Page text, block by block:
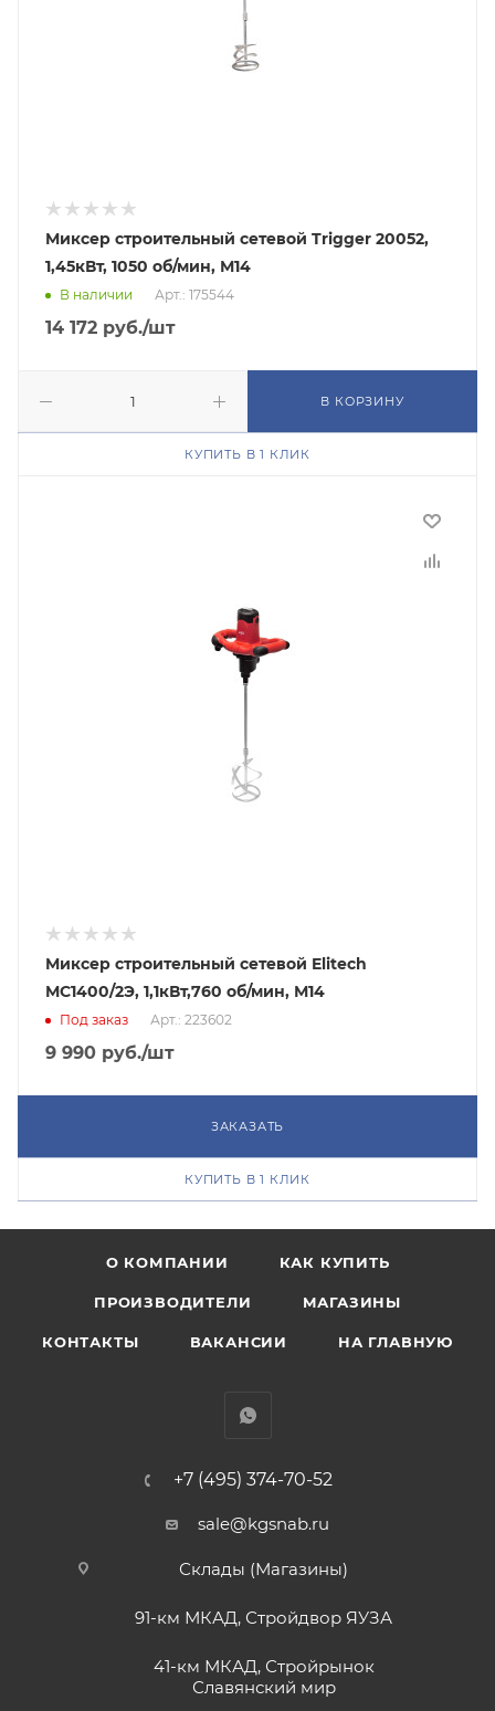
Миксер строительный сетевой Trigger 20052,
1,45кВт, 1050 об/мин, М14
В наличии Арт.: 175544
14 172 руб./шт
В КОРЗИНУ
КУПИТЬ В 1 КЛИК
Миксер строительный сетевой Elitech
МС1400/2Э, 1,1кВт,760 об/мин, М14
Под заказ Арт.: 223602
9 990 руб./шт
ЗАКАЗАТЬ
КУПИТЬ В 1 КЛИК
О КОМПАНИИ КАК КУПИТЬ
ПРОИЗВОДИТЕЛИ МАГАЗИНЫ
КОНТАКТЫ ВАКАНСИИ НА ГЛАВНУЮ
+7 (495) 374-70-52
sale@kgsnab.ru
Склады (Магазины)
91-км МКАД, Стройдвор ЯУЗА
41-км МКАД, Стройрынок
Славянский мир